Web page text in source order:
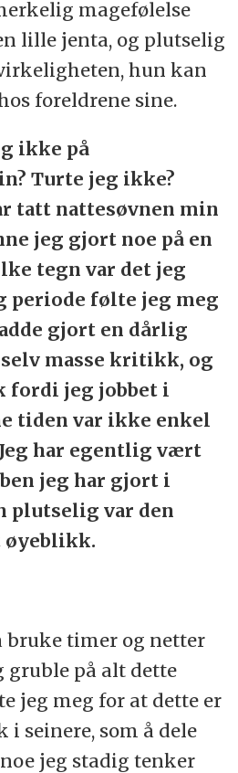
magefølelse
lille jenta, og plutselig
hun kan
foreldrene sine.
ikke på
Turte jeg ikke?
tatt nattesøvnen min
jeg gjort noe på en
tegn var det jeg
periode følte jeg meg
gjort en dårlig
selv masse kritikk, og
fordi jeg jobbet i
tiden var ikke enkel
har egentlig vært
jeg har gjort i
plutselig var den
øyeblikk.
bruke timer og netter
gruble på alt dette
jeg meg for at dette er
i seinere, som å dele
jeg stadig tenker